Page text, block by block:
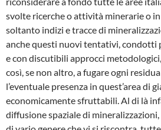
svolte ricer­che o attività minerarie o
soltanto indizi e tracce di
anche questi nuovi ten­tativi, condotti
e con discutibili approcci
così, se non altro, a fugare ogni
l’eventuale presenza in quest’area di
economicamente sfruttabili. Al di là
diffusio­ne spaziale di